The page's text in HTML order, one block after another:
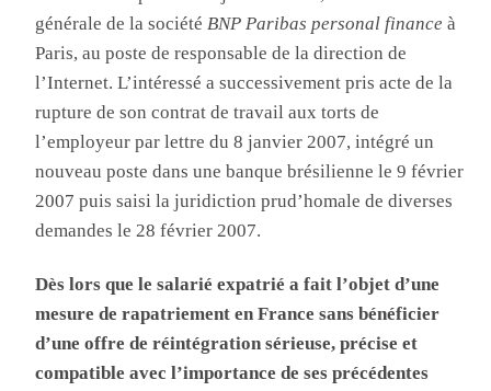
générale de la sociétéBNP Paribas personal finance à
Paris, au poste de responsable de la direction de
l’Internet. L’intéressé a successivement pris acte de la
rupture de son contrat de travail aux torts de
l’employeur par lettre du 8 janvier 2007, intégré un
nouveau poste dans une banque brésilienne le 9 février
2007 puis saisi la juridiction prud’homale de diverses
demandes le 28 février 2007.
Dès lors que le salarié expatrié a fait l’objet d’une
mesure de rapatriement en France sans bénéficier
d’une offre de réintégration sérieuse, précise et
compatible avec l’importance de ses précédentes